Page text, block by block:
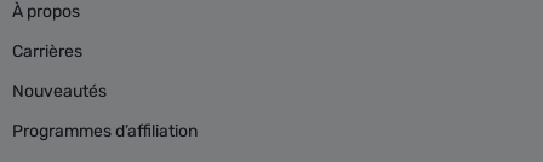
À propos
Carrières
Nouveautés
Programmes d’affiliation